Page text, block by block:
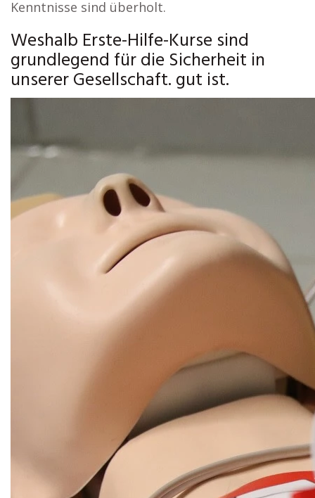
Kenntnisse sind überholt.
Weshalb Erste-Hilfe-Kurse sind
grundlegend für die Sicherheit in
unserer Gesellschaft. gut ist.